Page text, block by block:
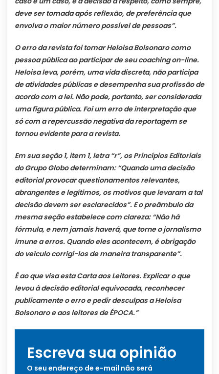
deve ser tomada após reflexão, de preferência que
envolva o maior número possível de pessoas”.
O erro da revista foi tomar Heloisa Bolsonaro como
pessoa pública ao participar de seu coaching on-line.
Heloisa leva, porém, uma vida discreta, não participa
de atividades públicas e desempenha sua profissão de
acordo com a lei. Não pode, portanto, ser considerada
uma figura pública. Foi um erro de interpretação que
só com a repercussão negativa da reportagem se
tornou evidente para a revista.
Em sua seção 1, item 1, letra “r”, os Princípios Editoriais
do Grupo Globo determinam: “Quando uma decisão
editorial provocar questionamentos relevantes,
abrangentes e legítimos, os motivos que levaram a tal
decisão devem ser esclarecidos”. E o preâmbulo da
mesma seção estabelece com clareza: “Não há
fórmula, e nem jamais haverá, que torne o jornalismo
imune a erros. Quando eles acontecem, é obrigação
do veículo corrigi-los de maneira transparente”.
É ao que visa esta Carta aos Leitores. Explicar o que
levou à decisão editorial equivocada, reconhecer
publicamente o erro e pedir desculpas a Heloisa
Bolsonaro e aos leitores de ÉPOCA.”
Escreva sua opinião
O seu endereço de e-mail não será